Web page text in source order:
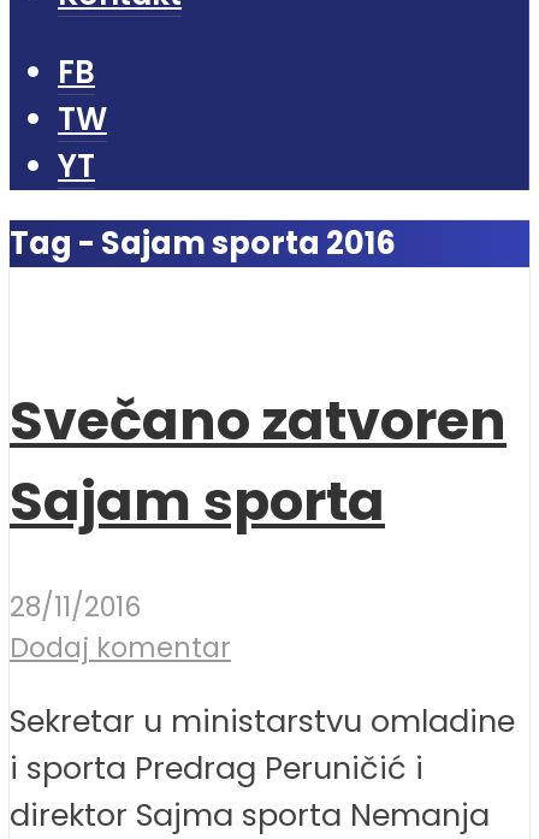
FB
TW
YT
Tag - Sajam sporta 2016
Svečano zatvoren
Sajam sporta
28/11/2016
Dodaj komentar
Sekretar u ministarstvu omladine
i sporta Predrag Peruničić i
direktor Sajma sporta Nemanja